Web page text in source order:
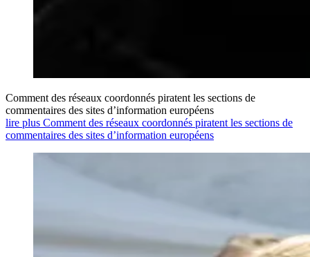
Comment des réseaux coordonnés piratent les sections de
commentaires des sites d’information européens
lire plus Comment des réseaux coordonnés piratent les sections de
commentaires des sites d’information européens